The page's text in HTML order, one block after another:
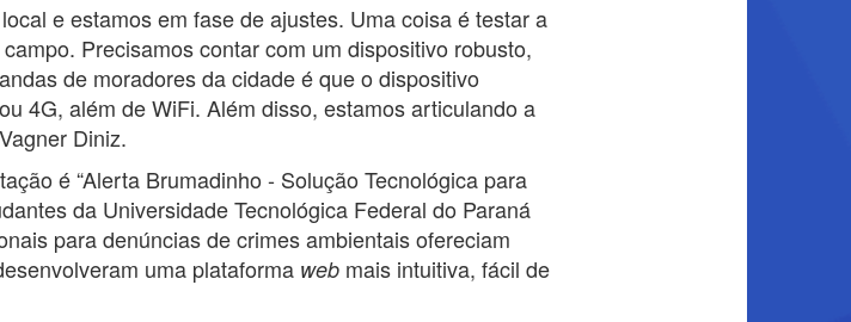
e estamos em fase de ajustes. Uma coisa é testar a
Precisamos contar com um dispositivo robusto,
de moradores da cidade é que o dispositivo
4G, além de WiFi. Além disso, estamos articulando a
Diniz.
é “Alerta Brumadinho - Solução Tecnológica para
da Universidade Tecnológica Federal do Paraná
para denúncias de crimes ambientais ofereciam
uma plataforma web mais intuitiva, fácil de